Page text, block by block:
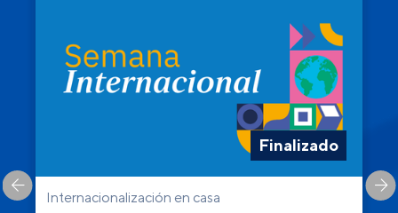
Finalizado
Internacionalización en casa